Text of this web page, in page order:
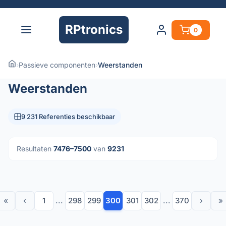
RPtronics 0
›Passieve componenten›Weerstanden
Weerstanden
9 231 Referenties beschikbaar
Resultaten 7476–7500 van 9231
« ‹ 1 ... 298 299 300 301 302 ... 370 › »